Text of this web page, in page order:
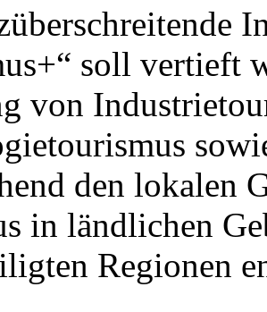
soll vertieft
von
den lokalen
in ländlichen
Regionen